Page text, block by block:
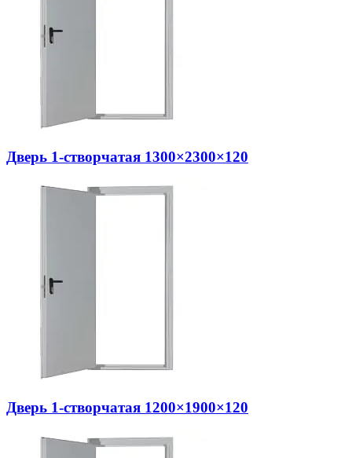
Дверь 1-створчатая 1300×2300×120
Дверь 1-створчатая 1200×1900×120